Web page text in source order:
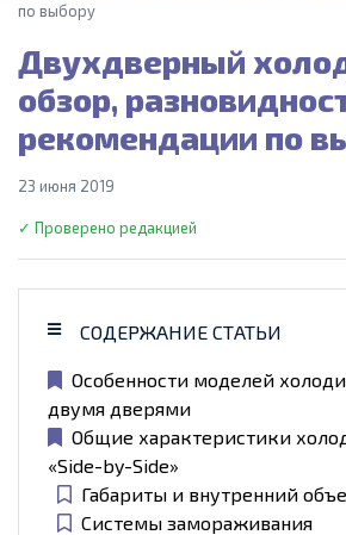
по выбору
Двухдверный
обзор,
рекомендации по
23 июня 2019
✓ Проверено редакцией
СОДЕРЖАНИЕ СТАТЬИ
Особенности моделей
двумя дверями
Общие характеристики
«Side-by-Side»
Габариты и внутренний
Системы замораживания